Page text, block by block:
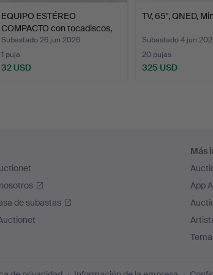
EQUIPO ESTÉREO
COMPACTO con tocadiscos,
mo…
Subastado 26 jun 2026
1 puja
32 USD
TV, 65", QNED,
Subastado 4 jun
20 pujas
325 USD
de subastas
Más
App